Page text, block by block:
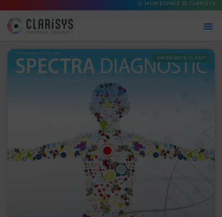
MON ESPACE CLARISYS
EXPÉRIENCE CLIENT